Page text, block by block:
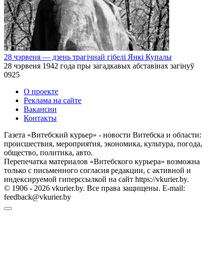
28 чэрвеня — дзень трагічнай гібелі Янкі Купалы
28 чэрвеня 1942 года пры загадкавых абставінах загінуў
0925
О проекте
Реклама на сайте
Вакансии
Контакты
Газета «Витебский курьер» - новости Витебска и области:
происшествия, мероприятия, экономика, культура, погода,
общество, политика, авто.
Перепечатка материалов «Витебского курьера» возможна
только с письменного согласия редакции, с активной и
индексируемой гиперссылкой на сайт https://vkurier.by.
© 1906 - 2026 vkurier.by. Все права защищены. E-mail:
feedback@vkurier.by